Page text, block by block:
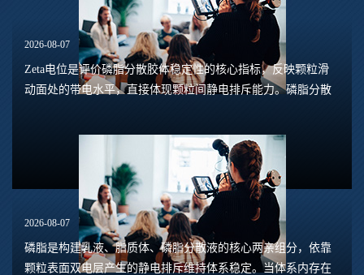
2026-08-07
Zeta电位是评价磷脂分散胶体稳定性的核心指标，反映颗粒滑
动面处的带电水平，直接体现颗粒间静电排斥能力。磷脂分散
2026-08-07
磷脂是构建乳液、脂质体、磷脂分散液的核心两亲组分，依靠
颗粒表面双电层产生的静电排斥维持体系稳定。当体系内存在